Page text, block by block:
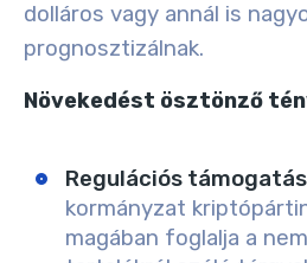
dolláros vagy annál is
prognosztizálnak.
Növekedést ösztönző
Regulációs támogatás
kormányzat
magában foglalja a